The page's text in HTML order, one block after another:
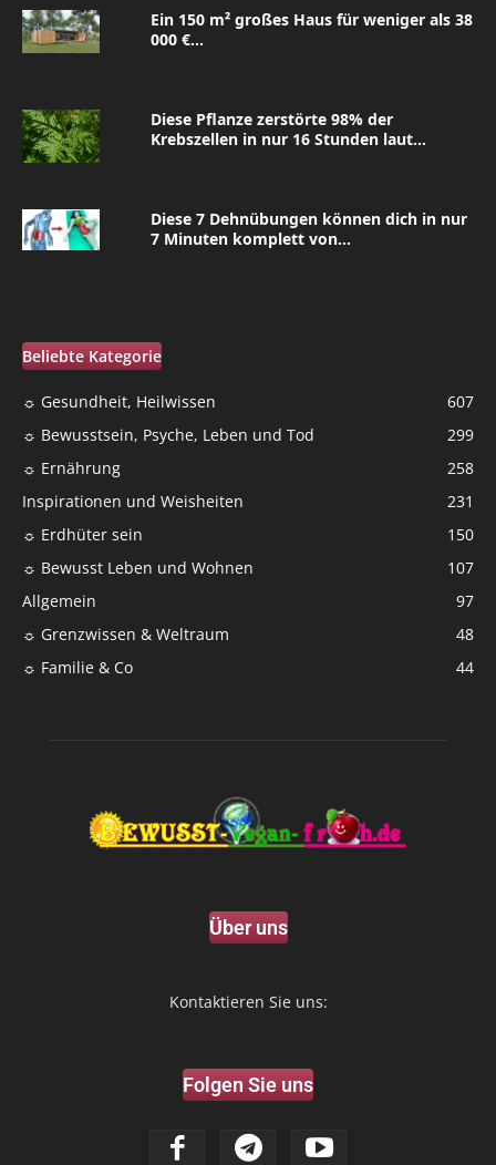
Ein 150 m² großes Haus für weniger als 38
000 €...
Diese Pflanze zerstörte 98% der
Krebszellen in nur 16 Stunden laut...
Diese 7 Dehnübungen können dich in nur
7 Minuten komplett von...
Beliebte Kategorie
☼ Gesundheit, Heilwissen
607
☼ Bewusstsein, Psyche, Leben und Tod
299
☼ Ernährung
258
Inspirationen und Weisheiten
231
☼ Erdhüter sein
150
☼ Bewusst Leben und Wohnen
107
Allgemein
97
☼ Grenzwissen & Weltraum
48
☼ Familie & Co
44
Über uns
Kontaktieren Sie uns:
Folgen Sie uns